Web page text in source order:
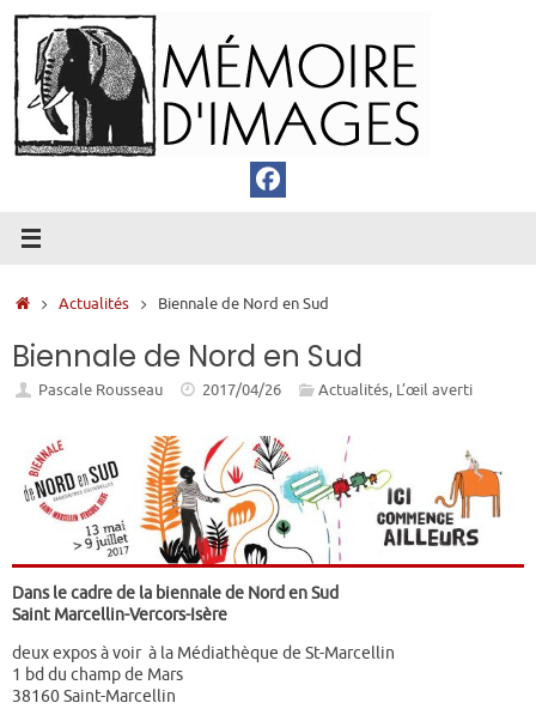
Passer
au
contenu
Accueil
Actualités Biennale de Nord en Sud
Biennale de Nord en Sud
Pascale Rousseau 2017/04/26 Actualités, L’œil averti
Dans le cadre de la biennale de Nord en Sud
Saint Marcellin-Vercors-Isère
deux expos à voir à la Médiathèque de St-Marcellin
1 bd du champ de Mars
38160 Saint-Marcellin